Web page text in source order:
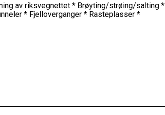
av riksvegnettet * Brøyting/strøing/salting *
* Fjelloverganger * Rasteplasser *